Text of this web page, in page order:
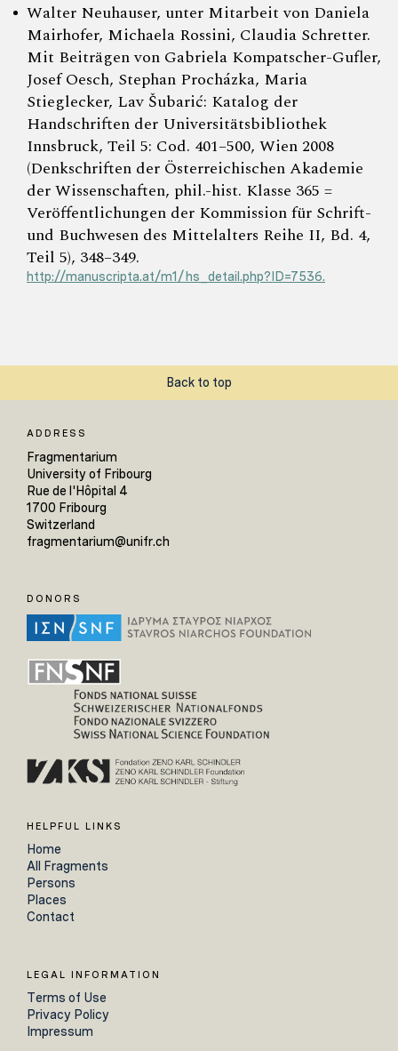
Walter Neuhauser, unter Mitarbeit von Daniela
Mairhofer, Michaela Rossini, Claudia Schretter.
Mit Beiträgen von Gabriela Kompatscher-Gufler,
Josef Oesch, Stephan Procházka, Maria
Stieglecker, Lav Šubarić: Katalog der
Handschriften der Universitätsbibliothek
Innsbruck, Teil 5: Cod. 401–500, Wien 2008
(Denkschriften der Österreichischen Akademie
der Wissenschaften, phil.-hist. Klasse 365 =
Veröffentlichungen der Kommission für Schrift-
und Buchwesen des Mittelalters Reihe II, Bd. 4,
Teil 5), 348–349.
http://manuscripta.at/m1/hs_detail.php?ID=7536.
Back to top
ADDRESS
Fragmentarium
University of Fribourg
Rue de l'Hôpital 4
1700 Fribourg
Switzerland
fragmentarium@unifr.ch
DONORS
HELPFUL LINKS
Home
All Fragments
Persons
Places
Contact
LEGAL INFORMATION
Terms of Use
Privacy Policy
Impressum